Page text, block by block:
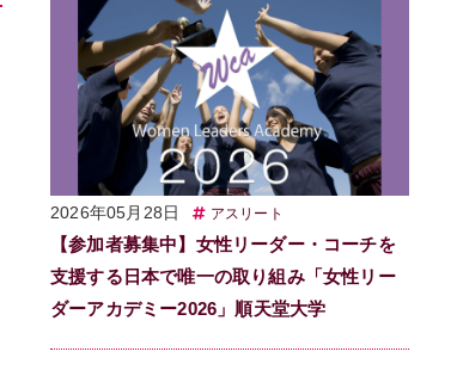
2026年05月28日 アスリート
【参加者募集中】女性リーダー・コーチを
支援する日本で唯一の取り組み「女性リー
ダーアカデミー2026」順天堂大学